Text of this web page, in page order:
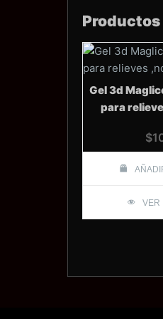
Gel 3d
para
$
VER